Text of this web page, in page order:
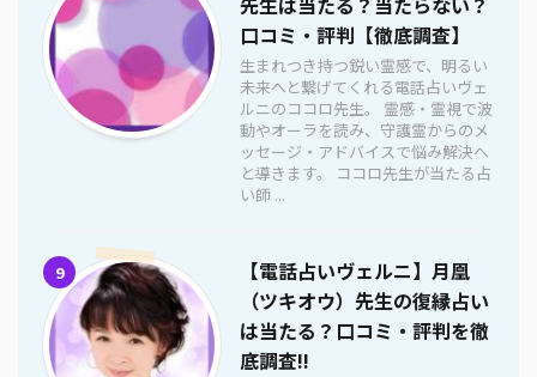
口コミ・評判【徹底調査】
生まれつき持つ鋭い霊感で、明るい
未来へと繋げてくれる電話占いヴェ
ルニのココロ先生。 霊感・霊視で波
動やオーラを読み、守護霊からのメ
ッセージ・アドバイスで悩み解決へ
と導きます。 ココロ先生が当たる占
い師 ...
9
【電話占いヴェルニ】月凰
（ツキオウ）先生の復縁占い
は当たる？口コミ・評判を徹
底調査!!